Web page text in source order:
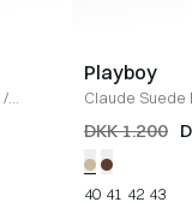
/
Playboy
Claude Suede
Shoe / SAND
DKK 1.200
40 41 42 43